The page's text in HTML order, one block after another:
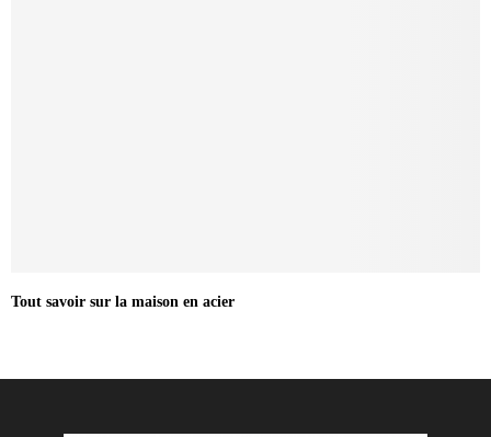
Tout savoir sur la maison en acier